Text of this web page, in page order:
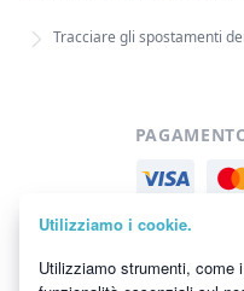
Tracciare gli spostamenti
Utilizziamo i cookie.
Utilizziamo strumenti, come